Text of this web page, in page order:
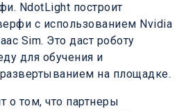
NdotLight построит
с использованием Nvidia
Sim. Это даст роботу
для обучения и
на площадке.
о том, что партнеры